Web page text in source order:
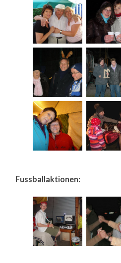
Fussballaktionen: